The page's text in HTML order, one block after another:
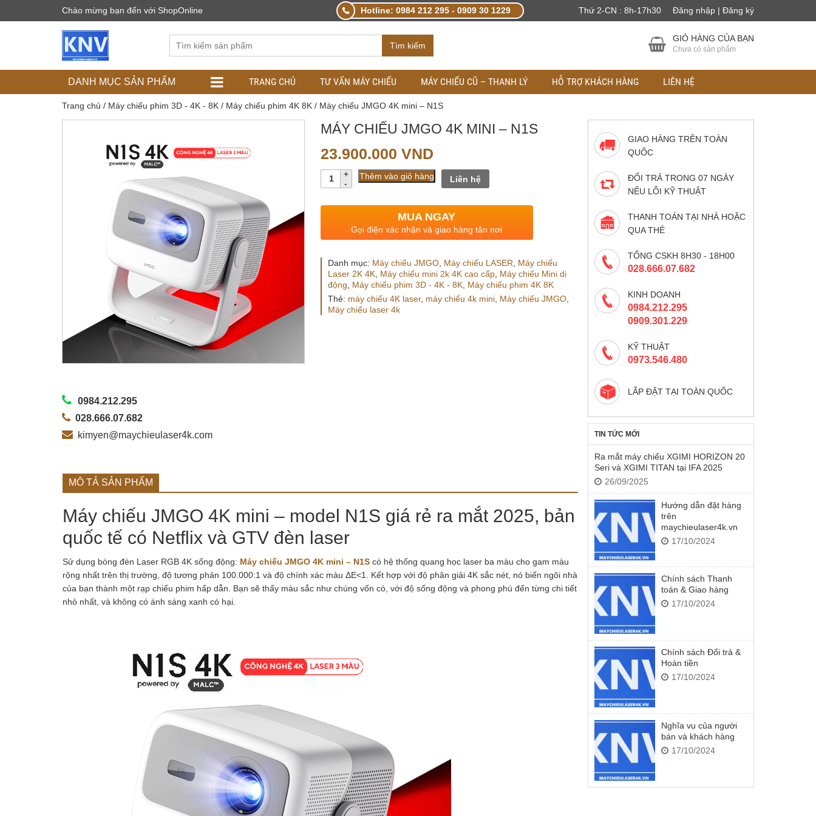
Chào mừng bạn đến với ShopOnline Hotline: 0984 212 295 - 0909 30 1229 Thứ 2-CN : 8h-17h30 Đăng nhập | Đăng ký
Tìm kiếm
GIỎ HÀNG CỦA BẠN
Chưa có sản phẩm
DANH MỤC SẢN PHẨM TRANG CHỦ TƯ VẤN MÁY CHIẾU MÁY CHIẾU CŨ – THANH LÝ HỖ TRỢ KHÁCH HÀNG LIÊN HỆ
Trang chủ / Máy chiếu phim 3D - 4K - 8K / Máy chiếu phim 4K 8K / Máy chiếu JMGO 4K mini – N1S
0984.212.295
028.666.07.682
kimyen@maychieulaser4k.com
MÁY CHIẾU JMGO 4K MINI – N1S
23.900.000 VND
Số
lượng
Thêm vào giỏ hàng Liên hệ
MUA NGAY
Gọi điện xác nhận và giao hàng tận nơi
Danh mục: Máy chiếu JMGO, Máy chiếu LASER, Máy chiếu
Laser 2K 4K, Máy chiếu mini 2k 4K cao cấp, Máy chiếu Mini di
động, Máy chiếu phim 3D - 4K - 8K, Máy chiếu phim 4K 8K
Thẻ: máy chiếu 4K laser, máy chiếu 4k mini, Máy chiếu JMGO,
Máy chiếu laser 4k
MÔ TẢ SẢN PHẨM
Máy chiếu JMGO 4K mini – model N1S giá rẻ ra mắt 2025, bản
quốc tế có Netflix và GTV đèn laser
Sử dụng bóng đèn Laser RGB 4K sống động: Máy chiếu JMGO 4K mini – N1S có hệ thống quang học laser ba màu cho gam màu
rộng nhất trên thị trường, độ tương phản 100.000:1 và độ chính xác màu ΔE<1. Kết hợp với độ phân giải 4K sắc nét, nó biến ngôi nhà
của bạn thành một rạp chiếu phim hấp dẫn. Bạn sẽ thấy màu sắc như chúng vốn có, với độ sống động và phong phú đến từng chi tiết
nhỏ nhất, và không có ánh sáng xanh có hại.
GIAO HÀNG TRÊN TOÀN
QUỐC
ĐỔI TRẢ TRONG 07 NGÀY
NẾU LỖI KỸ THUẬT
THANH TOÁN TẠI NHÀ HOẶC
QUA THẺ
TỔNG CSKH 8H30 - 18H00
028.666.07.682
KINH DOANH
0984.212.295
0909.301.229
KỸ THUẬT
0973.546.480
LẮP ĐẶT TẠI TOÀN QUỐC
TIN TỨC MỚI
Ra mắt máy chiếu XGIMI HORIZON 20
Seri và XGIMI TITAN tại IFA 2025
26/09/2025
Hướng dẫn đặt hàng
trên
maychieulaser4k.vn
17/10/2024
Chính sách Thanh
toán & Giao hàng
17/10/2024
Chính sách Đổi trả &
Hoàn tiền
17/10/2024
Nghĩa vụ của người
bán và khách hàng
17/10/2024